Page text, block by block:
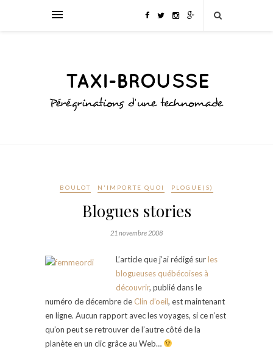
BOULOT N'IMPORTE QUOI PLOGUE(S)
Blogues stories
21 novembre 2008
L’article que j’ai rédigé surles
blogueuses québécoises à
découvrir, publié dans le
numéro de décembre de Clin d’oeil, est maintenant
en ligne. Aucun rapport avec les voyages, si ce n’est
qu’on peut se retrouver de l’autre côté de la
planète en un clic grâce au Web…